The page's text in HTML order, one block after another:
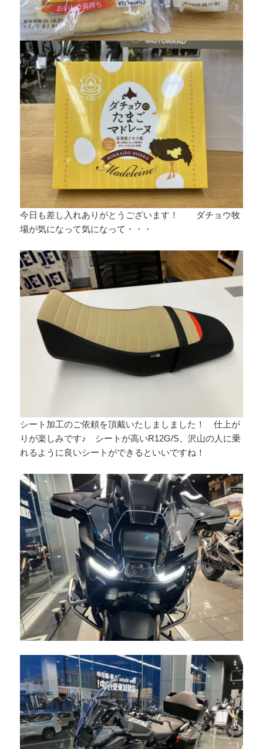
今日も差し入れありがとうございます！ ダチョウ牧
場が気になって気になって・・・
シート加工のご依頼を頂戴いたしましました！ 仕上が
りが楽しみです♪ シートが高いR12G/S、沢山の人に乗
れるように良いシートができるといいですね！